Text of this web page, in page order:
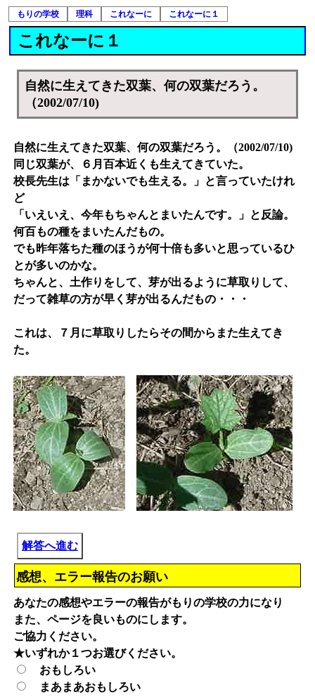
もりの学校 理科 これなーに これなーに１
これなーに１
自然に生えてきた双葉、何の双葉だろう。
（2002/07/10)
自然に生えてきた双葉、何の双葉だろう。（2002/07/10)
同じ双葉が、６月百本近くも生えてきていた。
校長先生は「まかないでも生える。」と言っていたけれ
ど
「いえいえ、今年もちゃんとまいたんです。」と反論。
何百もの種をまいたんだもの。
でも昨年落ちた種のほうが何十倍も多いと思っているひ
とが多いのかな。
ちゃんと、土作りをして、芽が出るように草取りして、
だって雑草の方が早く芽が出るんだもの・・・
これは、７月に草取りしたらその間からまた生えてき
た。
解答へ進む
感想、エラー報告のお願い
あなたの感想やエラーの報告がもりの学校の力になり
また、ページを良いものにします。
ご協力ください。
★いずれか１つお選びください。
おもしろい
まあまあおもしろい